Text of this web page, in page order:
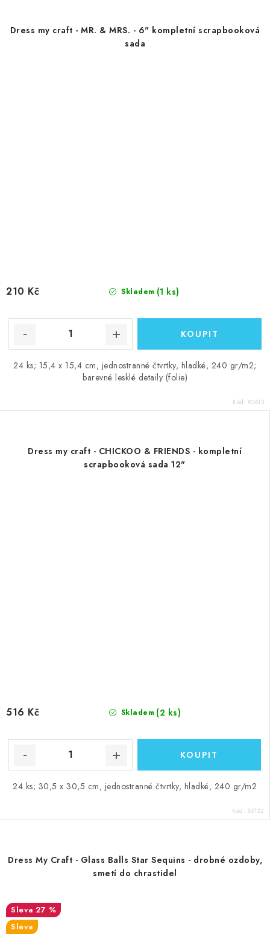
Dress my craft - MR. & MRS. - 6" kompletní scrapbooková
sada
Skladem (1 ks)
210 Kč
24 ks; 15,4 x 15,4 cm, jednostranné čtvrtky, hladké, 240 gr/m2;
barevné lesklé detaily (folie)
Kód: 83613
Dress my craft - CHICKOO & FRIENDS - kompletní
scrapbooková sada 12"
Skladem (2 ks)
516 Kč
24 ks; 30,5 x 30,5 cm, jednostranné čtvrtky, hladké, 240 gr/m2
Kód: 83132
Dress My Craft - Glass Balls Star Sequins - drobné ozdoby,
smetí do chrastidel
27 %
Sleva